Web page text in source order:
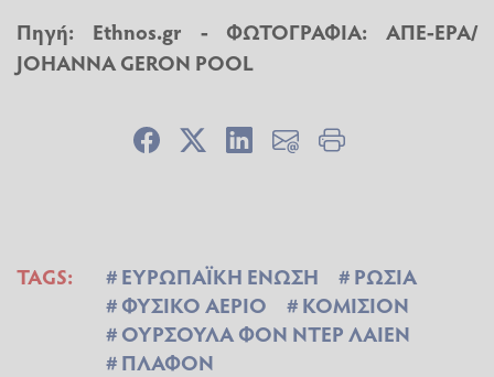
Πηγή: Ethnos.gr - ΦΩΤΟΓΡΑΦΙΑ: ΑΠΕ-EPA/
JOHANNA GERON POOL
TAGS: ΕΥΡΩΠΑΪΚΗ ΕΝΩΣΗ
ΡΩΣΙΑ
ΦΥΣΙΚΟ ΑΕΡΙΟ
ΚΟΜΙΣΙΟΝ
ΟΥΡΣΟΥΛΑ ΦΟΝ ΝΤΕΡ ΛΑΙΕΝ
ΠΛΑΦΟΝ